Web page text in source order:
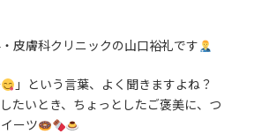
皮膚科クリニックの山口裕礼です
」という言葉、よく聞きますよね？
たいとき、ちょっとしたご褒美に、つ
ーツ